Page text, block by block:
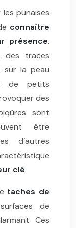
punaises
connaître
présence.
des traces
sur la peau
de petits
des
sont
être
d’autres
clé.
taches de
de
Ces